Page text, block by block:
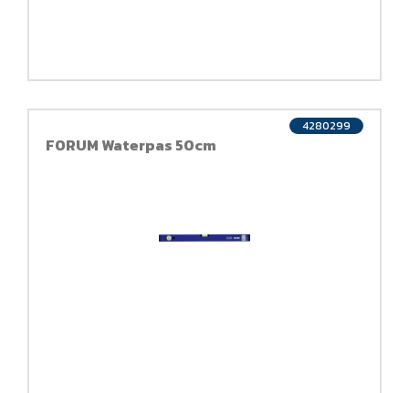
FORUM Waterpas 50cm
4280299